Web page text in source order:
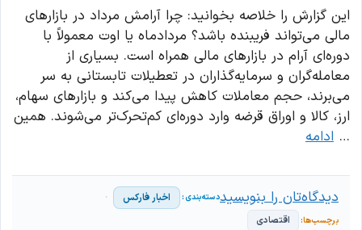
این گزارش را خلاصه بخوانید: چرا آرامش مرداد در بازارهای
مالی می‌تواند فریبنده باشد؟ مردادماه یا اوت معمولاً با
دوره‌ای آرام در بازارهای مالی همراه است. بسیاری از
معامله‌گران و سرمایه‌گذاران در تعطیلات تابستانی به سر
می‌برند، حجم معاملات کاهش پیدا می‌کند و بازارهای سهام،
ارز، کالا و اوراق قرضه وارد دوره‌ای کم‌تحرک‌تر می‌شوند. همین
… ادامه
اخبار فارکس
اقتصادی
دیدگاه‌تان را بنویسید